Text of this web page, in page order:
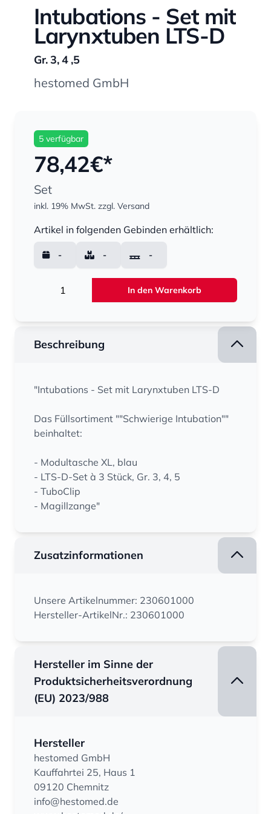
Intubations - Set mit
Larynxtuben LTS-D
Gr. 3, 4 ,5
hestomed GmbH
5 verfügbar
78,42€*
Set
inkl. 19% MwSt. zzgl. Versand
Artikel in folgenden Gebinden erhältlich:
- - -
In den Warenkorb
Beschreibung
"Intubations - Set mit Larynxtuben LTS-D
Das Füllsortiment ""Schwierige Intubation""
beinhaltet:
- Modultasche XL, blau
- LTS-D-Set à 3 Stück, Gr. 3, 4, 5
- TuboClip
- Magillzange"
Zusatzinformationen
Unsere Artikelnummer: 230601000
Hersteller-ArtikelNr.: 230601000
Hersteller im Sinne der
Produktsicherheitsverordnung
(EU) 2023/988
Hersteller
hestomed GmbH
Kauffahrtei 25, Haus 1
09120 Chemnitz
info@hestomed.de